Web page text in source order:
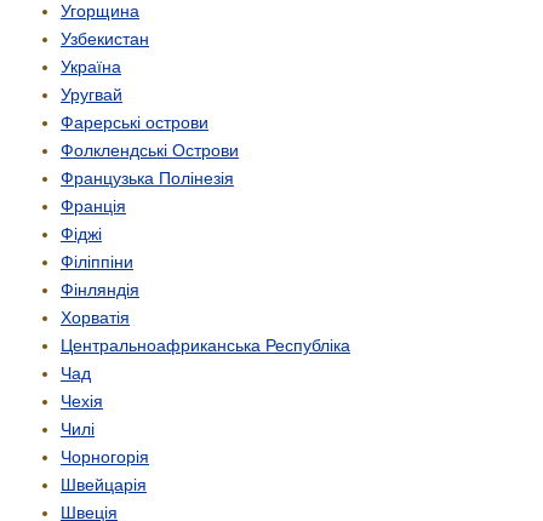
Угорщина
Узбекистан
Україна
Уругвай
Фарерські острови
Фолклендські Острови
Французька Полінезія
Франція
Фіджі
Філіппіни
Фінляндія
Хорватія
Центрально­африканська Республіка
Чад
Чехія
Чилі
Чорногорія
Швейцарія
Швеція